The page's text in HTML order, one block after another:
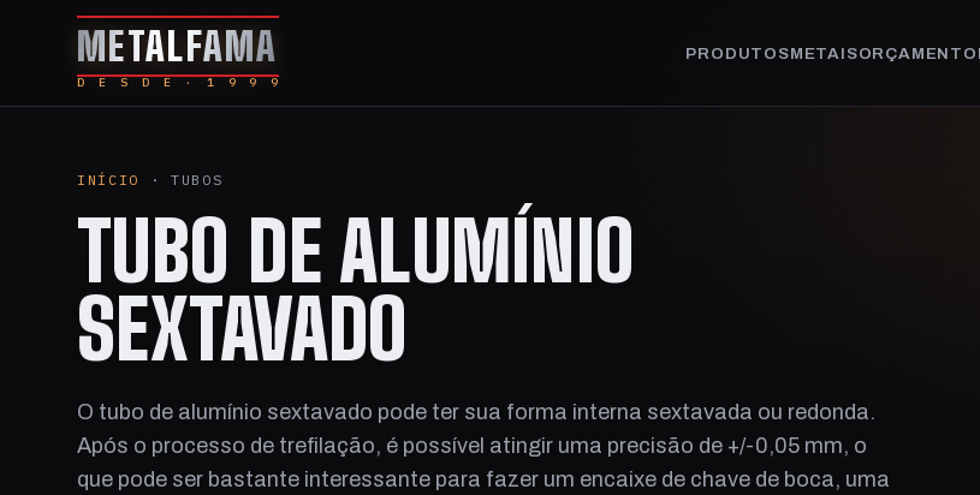
METALFAMA
D E S D E · 1 9 9 9
PRODUTOSMETAISORÇAMENTO
INÍCIO · TUBOS
TUBO DE ALUMÍNIO
SEXTAVADO
O tubo de alumínio sextavado pode ter sua forma interna sextavada ou redonda.
Após o processo de trefilação, é possível atingir uma precisão de +/-0,05 mm, o
que pode ser bastante interessante para fazer um encaixe de chave de boca, uma